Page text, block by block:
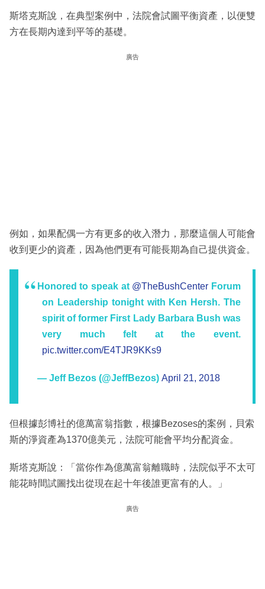
斯塔克斯說，在典型案例中，法院會試圖平衡資產，以便雙
方在長期內達到平等的基礎。
廣告
例如，如果配偶一方有更多的收入潛力，那麼這個人可能會
收到更少的資產，因為他們更有可能長期為自己提供資金。
Honored to speak at @TheBushCenter Forum
on Leadership tonight with Ken Hersh. The
spirit of former First Lady Barbara Bush was
very much felt at the event.
pic.twitter.com/E4TJR9KKs9
— Jeff Bezos (@JeffBezos) April 21, 2018
但根據彭博社的億萬富翁指數，根據Bezoses的案例，貝索
斯的淨資產為1370億美元，法院可能會平均分配資金。
斯塔克斯說：「當你作為億萬富翁離職時，法院似乎不太可
能花時間試圖找出從現在起十年後誰更富有的人。」
廣告